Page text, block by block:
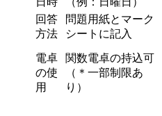
回答
方法
問題用紙とマーク
シートに記入
電卓
の使
用
関数電卓の持込可
（＊一部制限あ
り）